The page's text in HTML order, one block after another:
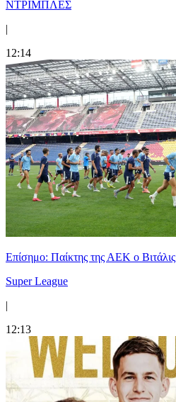
ΝΤΡΙΜΠΛΕΣ
|
12:14
Επίσημο: Παίκτης της ΑΕΚ ο Βιτάλις
Super League
|
12:13